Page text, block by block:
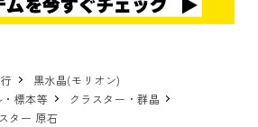
黒水晶(モリオン)
標本等
クラスター・群晶
ター 原石